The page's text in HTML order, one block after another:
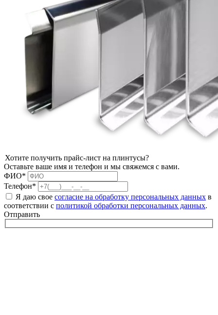
Хотите получить прайс-лист на плинтусы?
Оставьте ваше имя и телефон и мы свяжемся с вами.
ФИО*
Телефон*
Я даю свое согласие на обработку персональных данных в
соответствии с политикой обработки персональных данных.
Отправить